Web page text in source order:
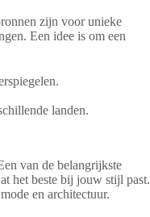
zijn voor unieke
Een idee is om een
landen.
van de belangrijkste
het beste bij jouw stijl past.
en architectuur.